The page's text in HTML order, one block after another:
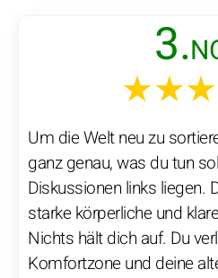
3.
Um die Welt neu zu
ganz genau, was du tun
Diskussionen links liegen.
starke körperliche und
Nichts hält dich auf. Du
Komfortzone und deine